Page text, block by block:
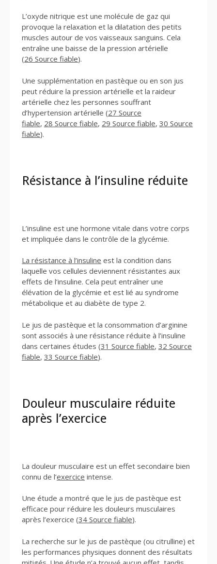
L’oxyde nitrique est une molécule de gaz qui
provoque la relaxation et la dilatation des petits
muscles autour de vos vaisseaux sanguins. Cela
entraîne une baisse de la pression artérielle
(26 Source fiable).
Une supplémentation en pastèque ou en son jus
peut réduire la pression artérielle et la raideur
artérielle chez les personnes souffrant
d’hypertension artérielle (27 Source
fiable, 28 Source fiable, 29 Source fiable, 30 Source
fiable).
Résistance à l’insuline réduite
L’insuline est une hormone vitale dans votre corps
et impliquée dans le contrôle de la glycémie.
La résistance à l’insuline est la condition dans
laquelle vos cellules deviennent résistantes aux
effets de l’insuline. Cela peut entraîner une
élévation de la glycémie et est lié au syndrome
métabolique et au diabète de type 2.
Le jus de pastèque et la consommation d’arginine
sont associés à une résistance réduite à l’insuline
dans certaines études (31 Source fiable, 32 Source
fiable, 33 Source fiable).
Douleur musculaire réduite
après l’exercice
La douleur musculaire est un effet secondaire bien
connu de l’exercice intense.
Une étude a montré que le jus de pastèque est
efficace pour réduire les douleurs musculaires
après l’exercice (34 Source fiable).
La recherche sur le jus de pastèque (ou citrulline) et
les performances physiques donnent des résultats